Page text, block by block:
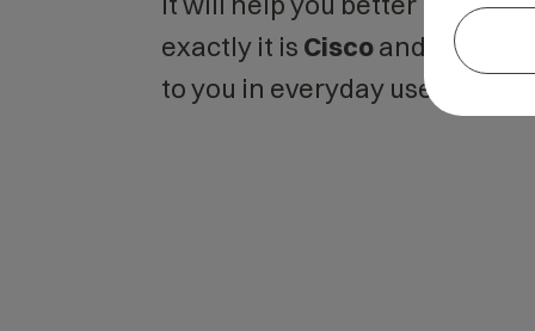
exactly it is Ciscoand what is
to you in everyday use.